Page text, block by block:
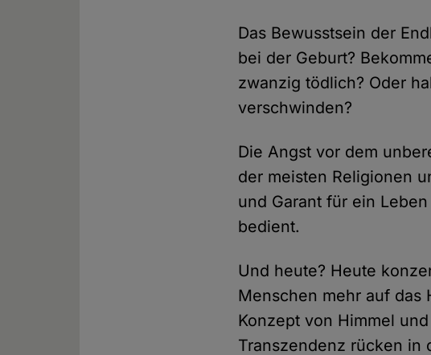
Das Bewusstsein der
bei der Geburt?
zwanzig tödlich? Oder
verschwinden?
Die Angst vor dem
der meisten Religionen
und Garant für ein
bedient.
Und heute? Heute
Menschen mehr auf das
Konzept von Himmel
Transzendenz rücken in